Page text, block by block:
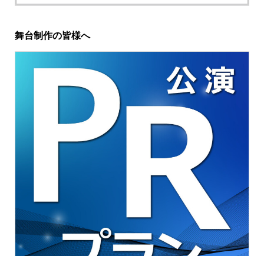
舞台制作の皆様へ